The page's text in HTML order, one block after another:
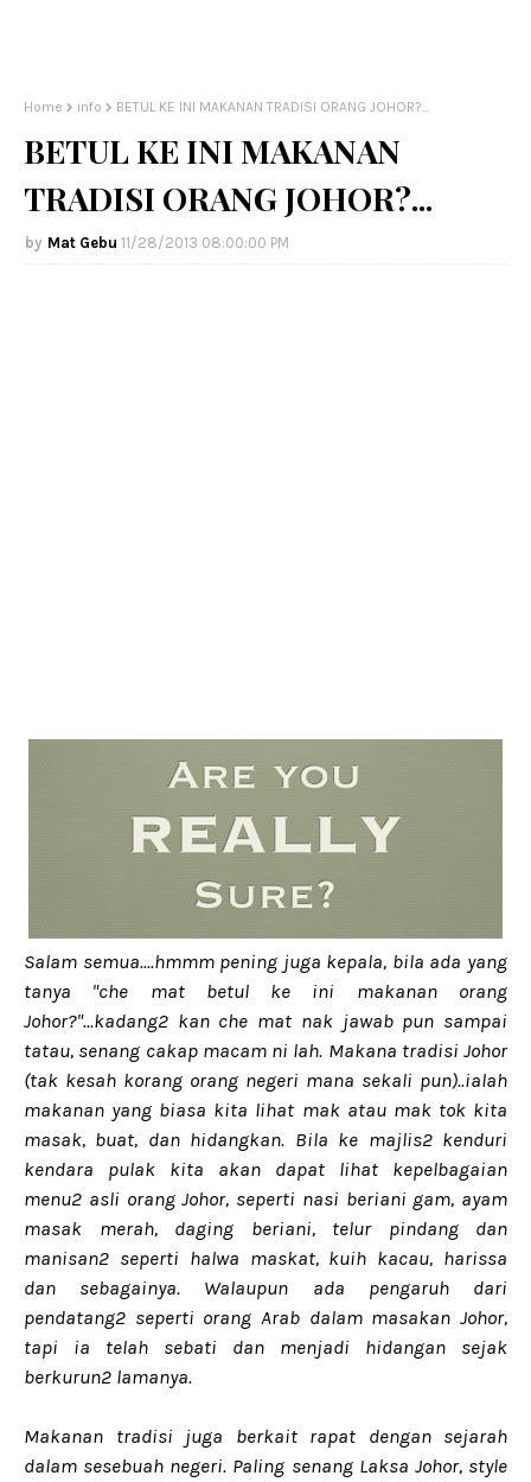
Home info BETUL KE INI MAKANAN TRADISI ORANG JOHOR?...
BETUL KE INI MAKANAN
TRADISI ORANG JOHOR?...
Mat Gebu 11/28/2013 08:00:00 PM
Salam semua....hmmm pening juga kepala, bila ada yang
tanya "che mat betul ke ini makanan orang
Johor?"...kadang2 kan che mat nak jawab pun sampai
tatau, senang cakap macam ni lah. Makana tradisi Johor
(tak kesah korang orang negeri mana sekali pun)..ialah
makanan yang biasa kita lihat mak atau mak tok kita
masak, buat, dan hidangkan. Bila ke majlis2 kenduri
kendara pulak kita akan dapat lihat kepelbagaian
menu2 asli orang Johor, seperti nasi beriani gam, ayam
masak merah, daging beriani, telur pindang dan
manisan2 seperti halwa maskat, kuih kacau, harissa
dan sebagainya. Walaupun ada pengaruh dari
pendatang2 seperti orang Arab dalam masakan Johor,
tapi ia telah sebati dan menjadi hidangan sejak
berkurun2 lamanya.
Makanan tradisi juga berkait rapat dengan sejarah
dalam sesebuah negeri. Paling senang Laksa Johor, style